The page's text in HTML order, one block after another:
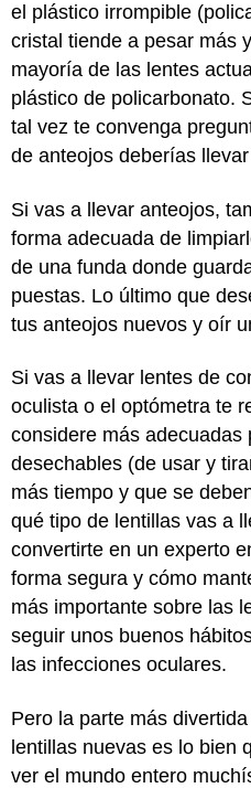
el plástico irrompible
cristal tiende a pesar más
mayoría de las lentes
plástico de policarbonato.
tal vez te convenga
de anteojos deberías
Si vas a llevar anteojos,
forma adecuada de
de una funda donde
puestas. Lo último que
tus anteojos nuevos y oír
Si vas a llevar lentes de
oculista o el optómetra te
considere más adecuadas
desechables (de usar y
más tiempo y que se
qué tipo de lentillas vas a
convertirte en un experto
forma segura y cómo
más importante sobre las
seguir unos buenos
las infecciones oculares.
Pero la parte más
lentillas nuevas es lo bien
ver el mundo entero